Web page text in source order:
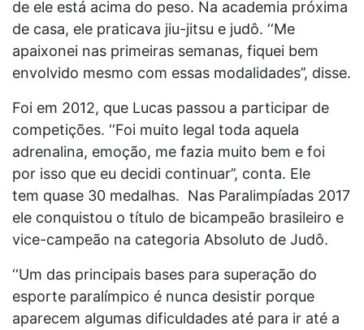
de ele está acima do peso. Na academia próxima
de casa, ele praticava jiu-jitsu e judô. ‘‘Me
apaixonei nas primeiras semanas, fiquei bem
envolvido mesmo com essas modalidades’’, disse.
Foi em 2012, que Lucas passou a participar de
competições. ‘‘Foi muito legal toda aquela
adrenalina, emoção, me fazia muito bem e foi
por isso que eu decidi continuar’’, conta. Ele
tem quase 30 medalhas. Nas Paralimpíadas 2017
ele conquistou o título de bicampeão brasileiro e
vice-campeão na categoria Absoluto de Judô.
‘‘Um das principais bases para superação do
esporte paralímpico é nunca desistir porque
aparecem algumas dificuldades até para ir até a